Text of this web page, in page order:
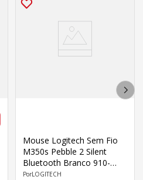
Mouse Logitech Sem Fio
M350s Pebble 2 Silent
Bluetooth Branco 910-
007047
LOGITECH